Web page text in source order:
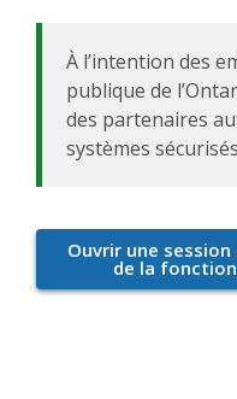
À l’intention des
publique de
des partenaires
systèmes